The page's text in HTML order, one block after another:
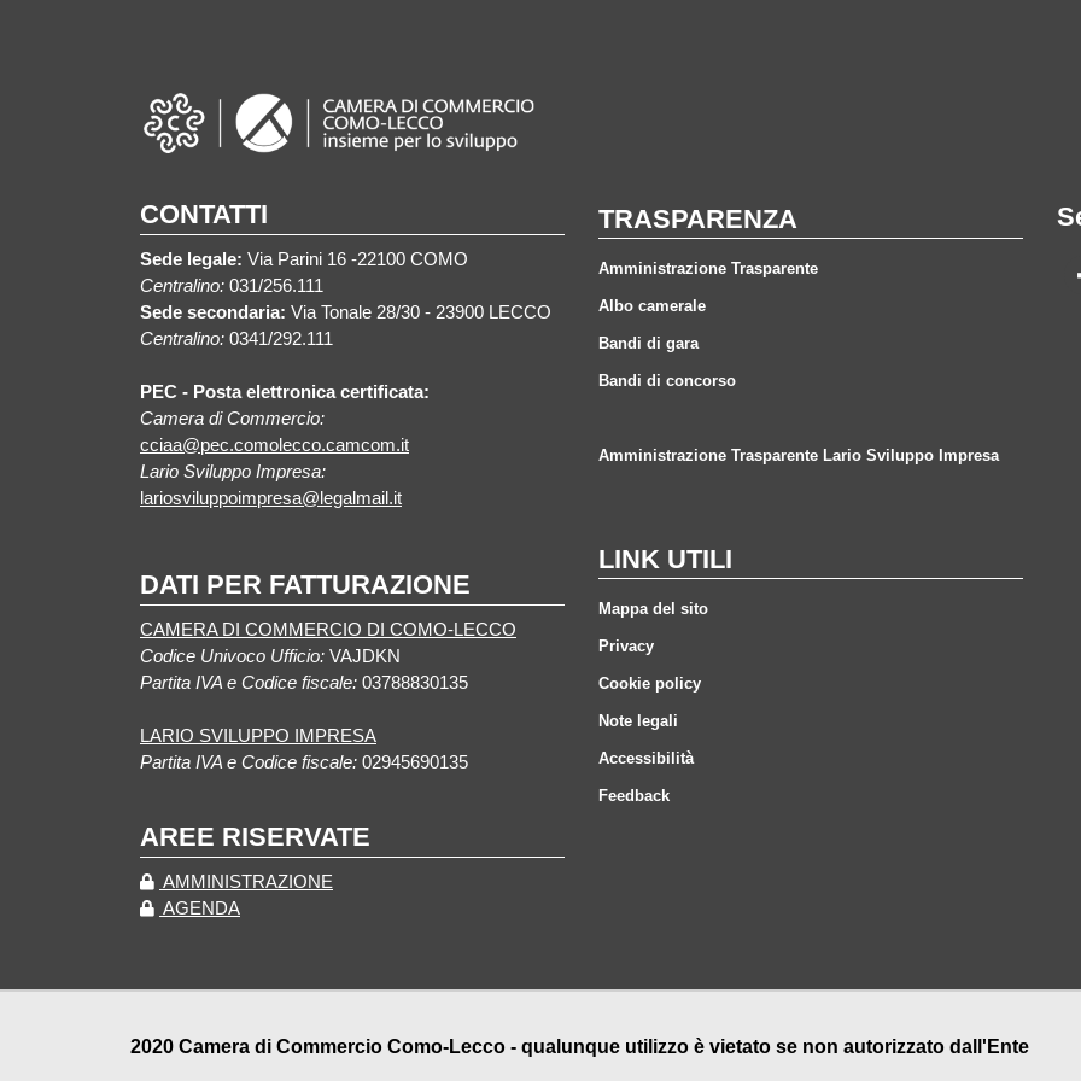
CONTATTI
Sede legale: Via Parini 16 -22100 COMO
Centralino: 031/256.111
Sede secondaria: Via Tonale 28/30 - 23900 LECCO
Centralino: 0341/292.111
PEC - Posta elettronica certificata:
Camera di Commercio:
cciaa@pec.comolecco.camcom.it
Lario Sviluppo Impresa:
lariosviluppoimpresa@legalmail.it
DATI PER FATTURAZIONE
CAMERA DI COMMERCIO DI COMO-LECCO
Codice Univoco Ufficio: VAJDKN
Partita IVA e Codice fiscale: 03788830135
LARIO SVILUPPO IMPRESA
Partita IVA e Codice fiscale: 02945690135
AREE RISERVATE
AMMINISTRAZIONE
AGENDA
TRASPARENZA
Amministrazione Trasparente
Albo camerale
Bandi di gara
Bandi di concorso
Amministrazione Trasparente Lario Sviluppo Impresa
LINK UTILI
Mappa del sito
Privacy
Cookie policy
Note legali
Accessibilità
Feedback
2020 Camera di Commercio Como-Lecco - qualunque utilizzo è vietato se non autorizzato dall'Ente